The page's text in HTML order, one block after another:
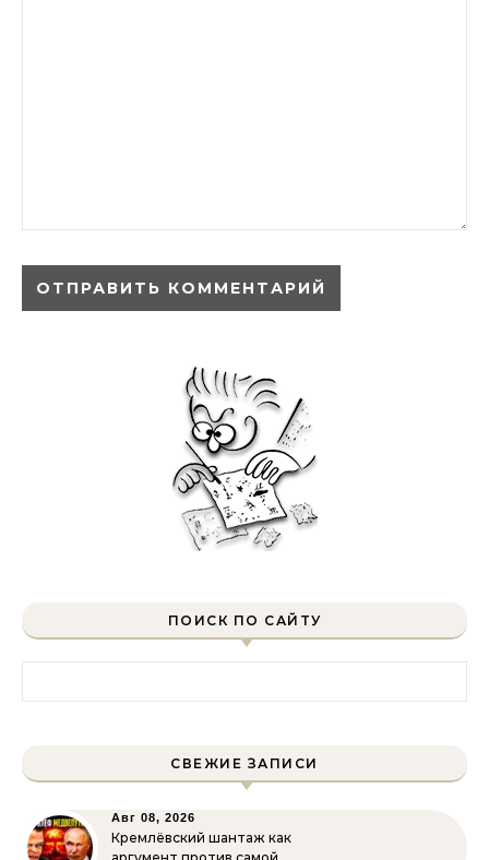
ПОИСК ПО САЙТУ
СВЕЖИЕ ЗАПИСИ
Авг 08, 2026
Кремлёвский шантаж как